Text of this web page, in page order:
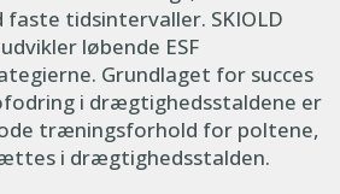
tidsintervaller. SKIOLD
løbende ESF
Grundlaget for succes
i drægtighedsstaldene er
træningsforhold for poltene,
i drægtighedsstalden.